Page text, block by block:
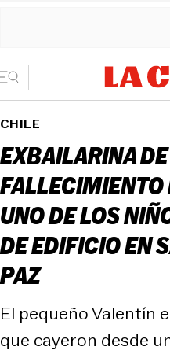
CHILE
EXBAILARINA
FALLECIMIENTO
UNO DE LOS
DE EDIFICIO EN
PAZ
El pequeño Valentín
que cayeron desde